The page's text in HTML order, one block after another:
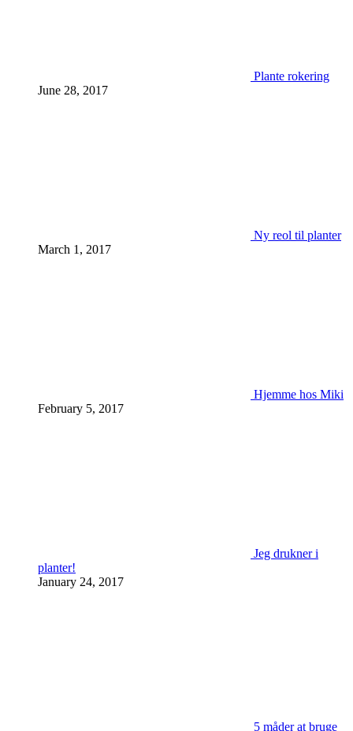
Plante rokering
June 28, 2017
Ny reol til planter
March 1, 2017
Hjemme hos Miki
February 5, 2017
Jeg drukner i
planter!
January 24, 2017
5 måder at bruge